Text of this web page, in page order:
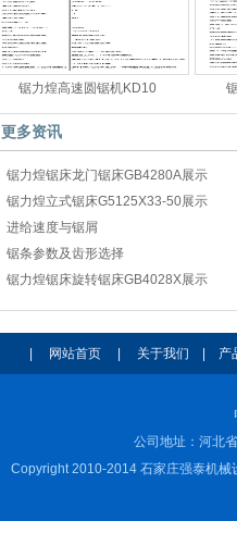
锯力煌高速圆锯机KD10
更多资讯
锯力煌锯床龙门锯床GB4280A展示
锯力煌立式锯床G5125X33-50展示
进给速度与锯屑
锯条参数及齿形选择
锯力煌锯床旋转锯床GB4028X展示
网站首页| 关于我们 产
公司地址：河北
Copyright 2010-2014 石家庄强泰机